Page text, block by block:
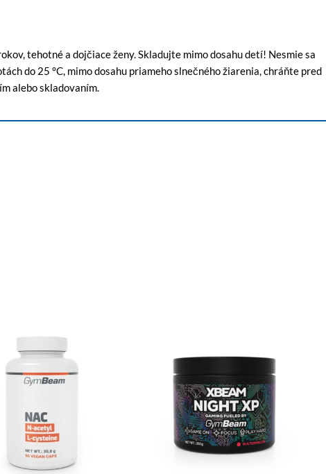
tehotné a dojčiace ženy. Skladujte mimo dosahu detí! Nesmie sa
do 25 °C, mimo dosahu priameho slnečného žiarenia, chráňte pred
alebo skladovaním.